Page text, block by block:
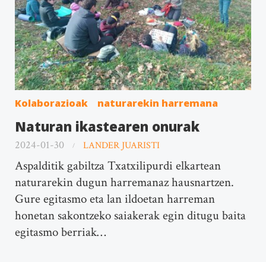
Kolaborazioak naturarekin harremana
Naturan ikastearen onurak
2024-01-30 LANDER JUARISTI
Aspalditik gabiltza Txatxilipurdi elkartean
naturarekin dugun harremanaz hausnartzen.
Gure egitasmo eta lan ildoetan harreman
honetan sakontzeko saiakerak egin ditugu baita
egitasmo berriak…